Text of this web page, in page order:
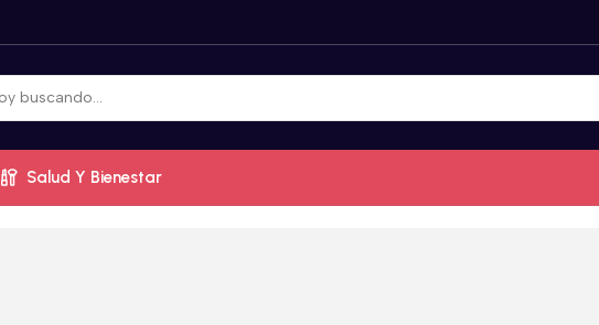
Salud Y Bienestar